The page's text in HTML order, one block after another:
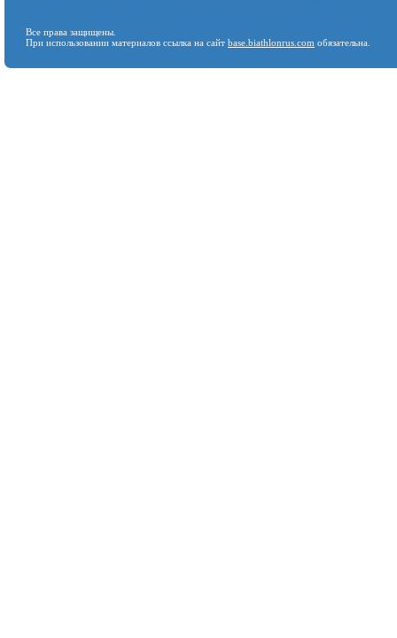
Все права защищены.
При использовании материалов ссылка на сайт base.biathlonrus.com обязательна.